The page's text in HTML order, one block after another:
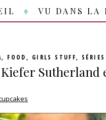
VU DANS LA
, FOOD, GIRLS STUFF,
Sutherland